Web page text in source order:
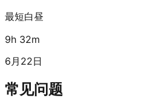
最短白昼
9h 32m
6月22日
常见问题